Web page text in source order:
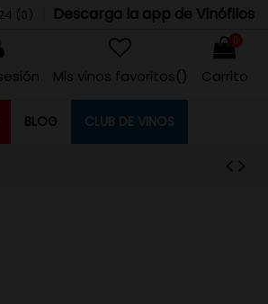
(0) Descarga la app de Vinófilos
Mis vinos favoritos() Carrito
BLOG CLUB DE VINOS